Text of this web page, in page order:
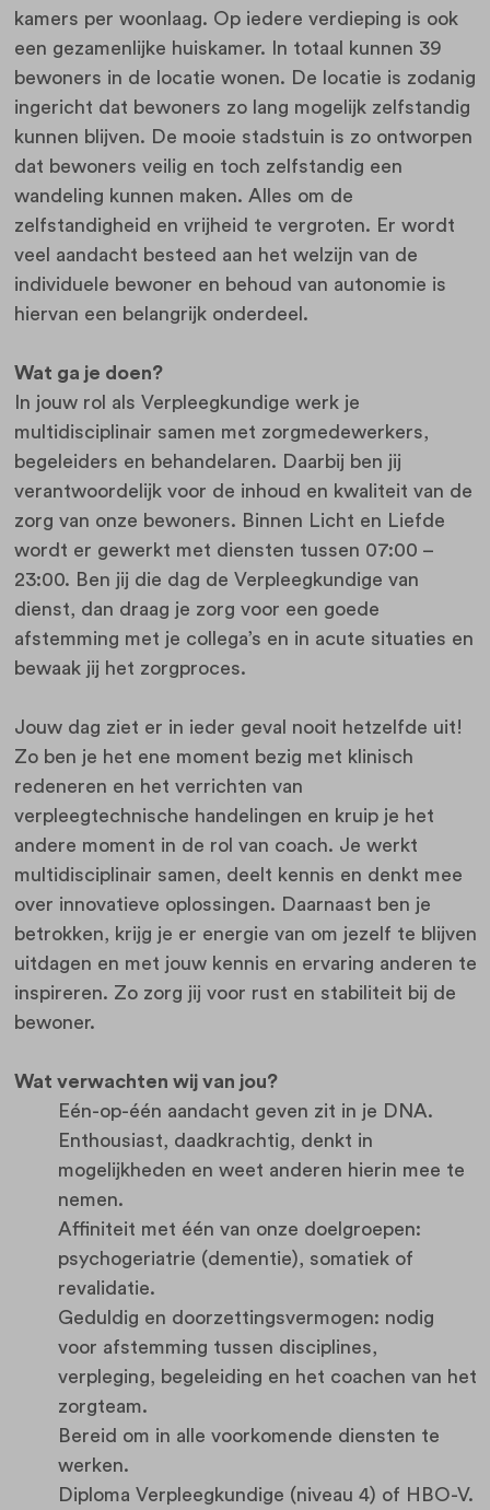
kamers per woonlaag. Op iedere verdieping is ook
een gezamenlijke huiskamer. In totaal kunnen 39
bewoners in de locatie wonen. De locatie is zodanig
ingericht dat bewoners zo lang mogelijk zelfstandig
kunnen blijven. De mooie stadstuin is zo ontworpen
dat bewoners veilig en toch zelfstandig een
wandeling kunnen maken. Alles om de
zelfstandigheid en vrijheid te vergroten. Er wordt
veel aandacht besteed aan het welzijn van de
individuele bewoner en behoud van autonomie is
hiervan een belangrijk onderdeel.
Wat ga je doen?
In jouw rol als Verpleegkundige werk je
multidisciplinair samen met zorgmedewerkers,
begeleiders en behandelaren. Daarbij ben jij
verantwoordelijk voor de inhoud en kwaliteit van de
zorg van onze bewoners. Binnen Licht en Liefde
wordt er gewerkt met diensten tussen 07:00 –
23:00. Ben jij die dag de Verpleegkundige van
dienst, dan draag je zorg voor een goede
afstemming met je collega’s en in acute situaties en
bewaak jij het zorgproces.
Jouw dag ziet er in ieder geval nooit hetzelfde uit!
Zo ben je het ene moment bezig met klinisch
redeneren en het verrichten van
verpleegtechnische handelingen en kruip je het
andere moment in de rol van coach. Je werkt
multidisciplinair samen, deelt kennis en denkt mee
over innovatieve oplossingen. Daarnaast ben je
betrokken, krijg je er energie van om jezelf te blijven
uitdagen en met jouw kennis en ervaring anderen te
inspireren. Zo zorg jij voor rust en stabiliteit bij de
bewoner.
Wat verwachten wij van jou?
Eén-op-één aandacht geven zit in je DNA.
Enthousiast, daadkrachtig, denkt in
mogelijkheden en weet anderen hierin mee te
nemen.
Affiniteit met één van onze doelgroepen:
psychogeriatrie (dementie), somatiek of
revalidatie.
Geduldig en doorzettingsvermogen: nodig
voor afstemming tussen disciplines,
verpleging, begeleiding en het coachen van het
zorgteam.
Bereid om in alle voorkomende diensten te
werken.
Diploma Verpleegkundige (niveau 4) of HBO-V.